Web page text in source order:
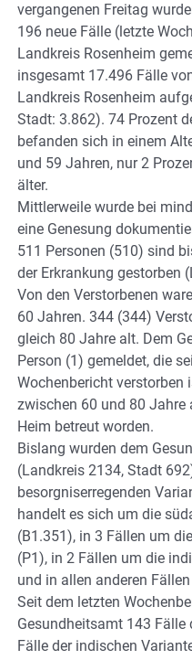
vergangenen Freitag
196 neue Fälle (letzte
Landkreis Rosenheim
insgesamt 17.496 Fälle
Landkreis Rosenheim
Stadt: 3.862). 74 Prozent
befanden sich in einem
und 59 Jahren, nur 2
älter.
Mittlerweile wurde bei
eine Genesung
511 Personen (510) sind
der Erkrankung gestorben
Von den Verstorbenen
60 Jahren. 344 (344)
gleich 80 Jahre alt. Dem
Person (1) gemeldet, die
Wochenbericht verstorben
zwischen 60 und 80
Heim betreut worden.
Bislang wurden dem
(Landkreis 2134, Stadt
besorgniserregenden
handelt es sich um die
(B1.351), in 3 Fällen um
(P1), in 2 Fällen um die
und in allen anderen
Seit dem letzten
Gesundheitsamt 143 Fälle
Fälle der indischen